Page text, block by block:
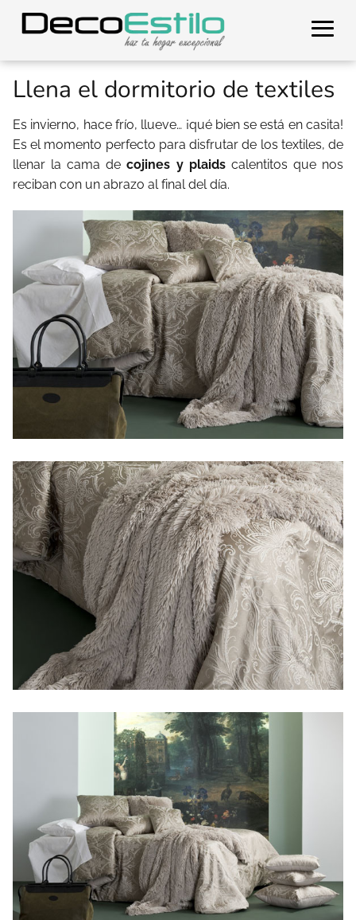
Llena el dormitorio de textiles
Es invierno, hace frío, llueve… ¡qué bien se está en casita!
Es el momento perfecto para disfrutar de los textiles, de
llenar la cama decojines y plaidscalentitos que nos
reciban con un abrazo al final del día.